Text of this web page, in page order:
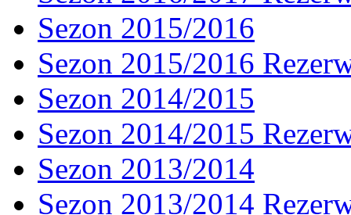
Sezon 2015/2016
Sezon 2015/2016
Sezon 2014/2015
Sezon 2014/2015
Sezon 2013/2014
Sezon 2013/2014